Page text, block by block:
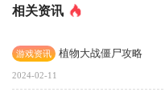
相关资讯
游戏资讯 植物大战僵尸攻略
2024-02-11